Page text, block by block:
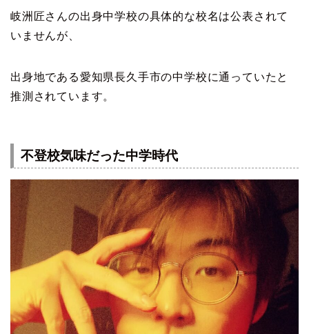
岐洲匠さんの出身中学校の具体的な校名は公表されて
いませんが、
出身地である愛知県長久手市の中学校に通っていたと
推測されています。
不登校気味だった中学時代